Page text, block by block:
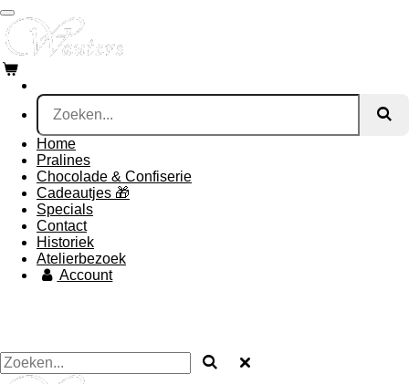
Ga
direct
naar
de
hoofdinhoud
Home
Pralines
Chocolade & Confiserie
Cadeautjes 🎁
Specials
Contact
Historiek
Atelierbezoek
Account